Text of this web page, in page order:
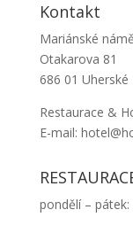
Kontakt
Mariánské
Otakarova 81
686 01 Uherské
Restaurace &
E-mail:
pondělí – pátek: